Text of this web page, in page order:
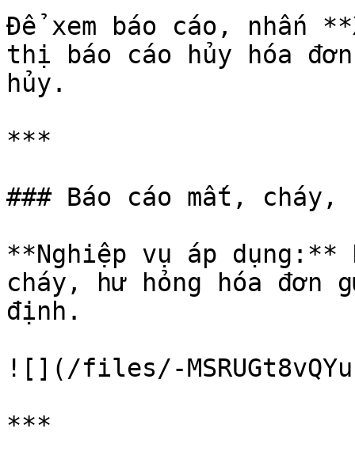
Để xem báo cáo, nhấn
thị báo cáo hủy hóa
hủy.
***
### Báo cáo mất, cháy,
**Nghiệp vụ áp
cháy, hư hỏng hóa đơn
định.
![](/files/-
***